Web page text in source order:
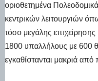
οριοθετημένα
κεντρικών λειτουργιών
τόσο μεγάλης επιχείρησης
1800 υπαλλήλους με 600
εγκαθίστανται μακριά από